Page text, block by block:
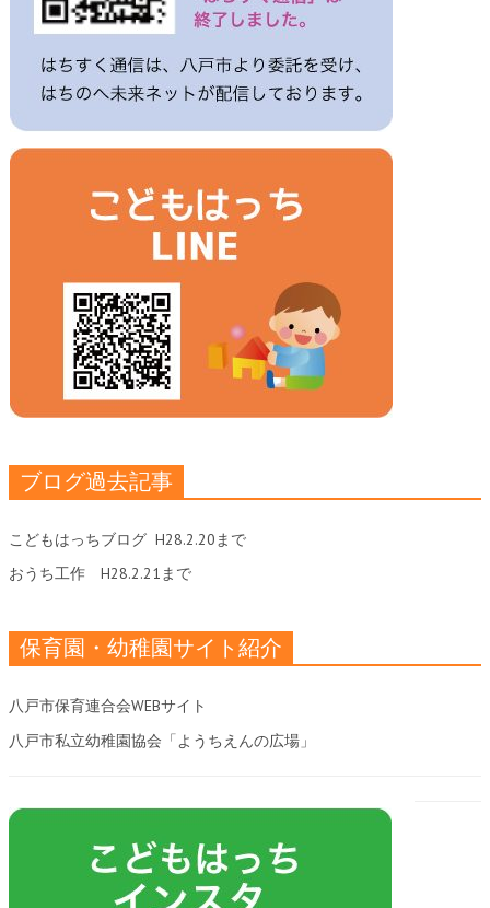
ブログ過去記事
こどもはっちブログ H28.2.20まで
おうち工作 H28.2.21まで
保育園・幼稚園サイト紹介
八戸市保育連合会WEBサイト
八戸市私立幼稚園協会「ようちえんの広場」